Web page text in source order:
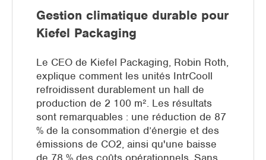
Gestion climatique durable pour
Kiefel Packaging
Le CEO de Kiefel Packaging, Robin Roth,
explique comment les unités IntrCooll
refroidissent durablement un hall de
production de 2 100 m². Les résultats
sont remarquables : une réduction de 87
% de la consommation d’énergie et des
émissions de CO2, ainsi qu'une baisse